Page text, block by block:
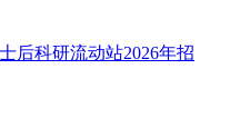
后科研流动站2026年招